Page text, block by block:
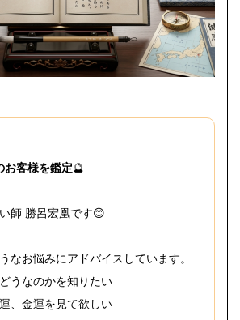
お客様を鑑定🔮
師 勝呂宏凰です😊
なお悩みにアドバイスしています。
うなのかを知りたい
、金運を見て欲しい